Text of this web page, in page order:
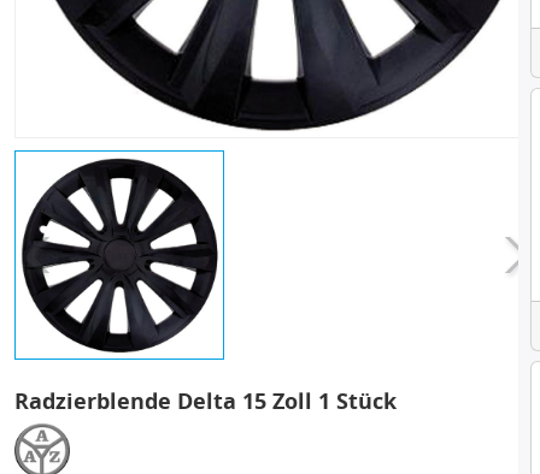
Radzierblende Delta 15 Zoll 1 Stück